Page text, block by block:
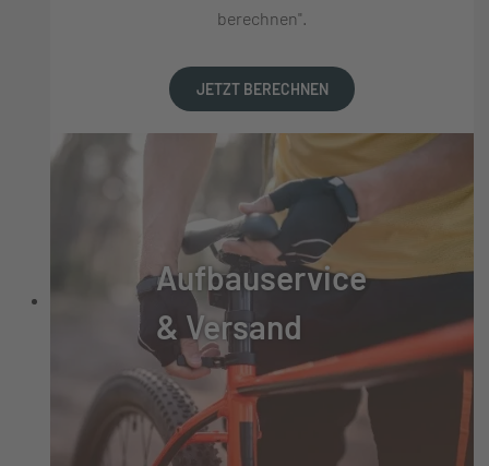
berechnen".
JETZT BERECHNEN
Aufbauservice
& Versand